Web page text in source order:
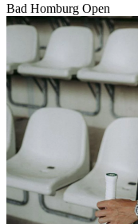
Bad Homburg Open